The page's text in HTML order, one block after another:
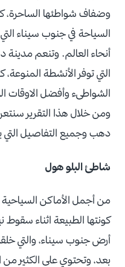
وضفاف شواطئها الساحرة،
السياحة في جنوب سيناء
أنحاء العالم. وتنعم مدينة
التي توفر الأنشطة
الشواطىء وأفضل الاوقات
ومن خلال هذا التقرير
دهب وجميع التفاصيل
شاطئ البلو هول
من أجمل الأماكن السياحية
كونتها الطبيعة اثناء
أرض جنوب سيناء، والتي
بعد، وتحتوي على الكثير من